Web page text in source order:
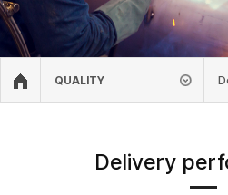
QUALITY
Delivery